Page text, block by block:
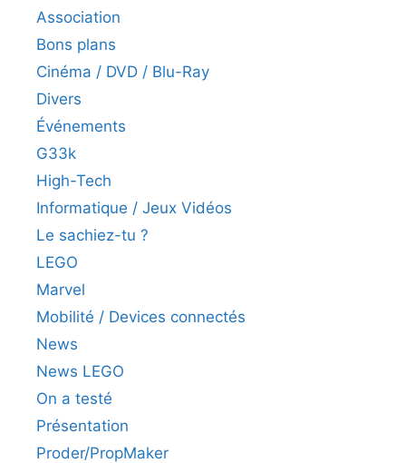
Association
Bons plans
Cinéma / DVD / Blu-Ray
Divers
Événements
G33k
High-Tech
Informatique / Jeux Vidéos
Le sachiez-tu ?
LEGO
Marvel
Mobilité / Devices connectés
News
News LEGO
On a testé
Présentation
Proder/PropMaker